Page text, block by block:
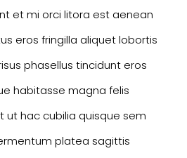
et mi orci litora est aenean
eros fringilla aliquet lobortis
phasellus tincidunt eros
habitasse magna felis
ut hac cubilia quisque sem
platea sagittis